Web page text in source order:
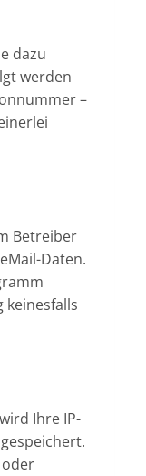
dazu
werden
–
Betreiber
Daten.
keinesfalls
Ihre IP-